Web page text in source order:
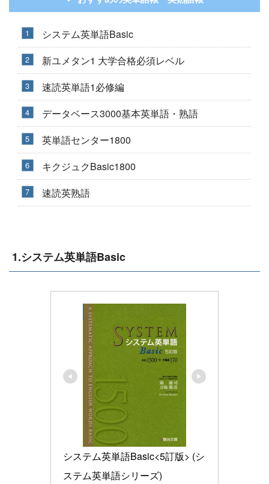
システム英単語Basic
新ユメタン1 大学合格必須レベル
速読英単語1必修編
データベース3000基本英単語・熟語
英単語センター1800
キクジュクBasic1800
速読英熟語
1.システム英単語Basic
システム英単語Basic<5訂版> (シ
ステム英単語シリーズ)